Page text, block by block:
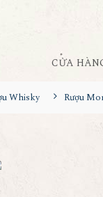
CỬA
Whisky Rượu